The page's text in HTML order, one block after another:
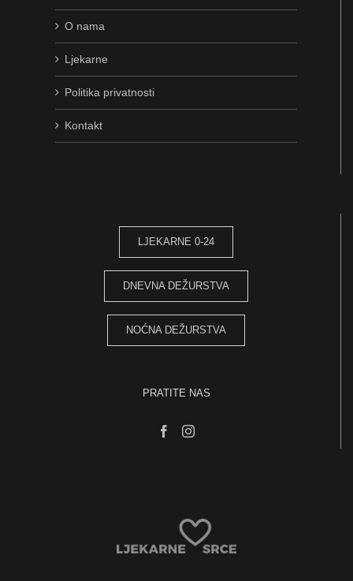
O nama
Ljekarne
Politika privatnosti
Kontakt
LJEKARNE 0-24
DNEVNA DEŽURSTVA
NOĆNA DEŽURSTVA
PRATITE NAS